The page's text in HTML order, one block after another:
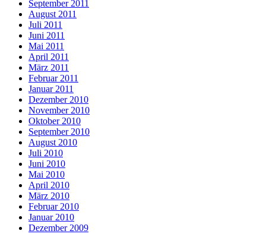
September 2011
August 2011
Juli 2011
Juni 2011
Mai 2011
April 2011
März 2011
Februar 2011
Januar 2011
Dezember 2010
November 2010
Oktober 2010
September 2010
August 2010
Juli 2010
Juni 2010
Mai 2010
April 2010
März 2010
Februar 2010
Januar 2010
Dezember 2009